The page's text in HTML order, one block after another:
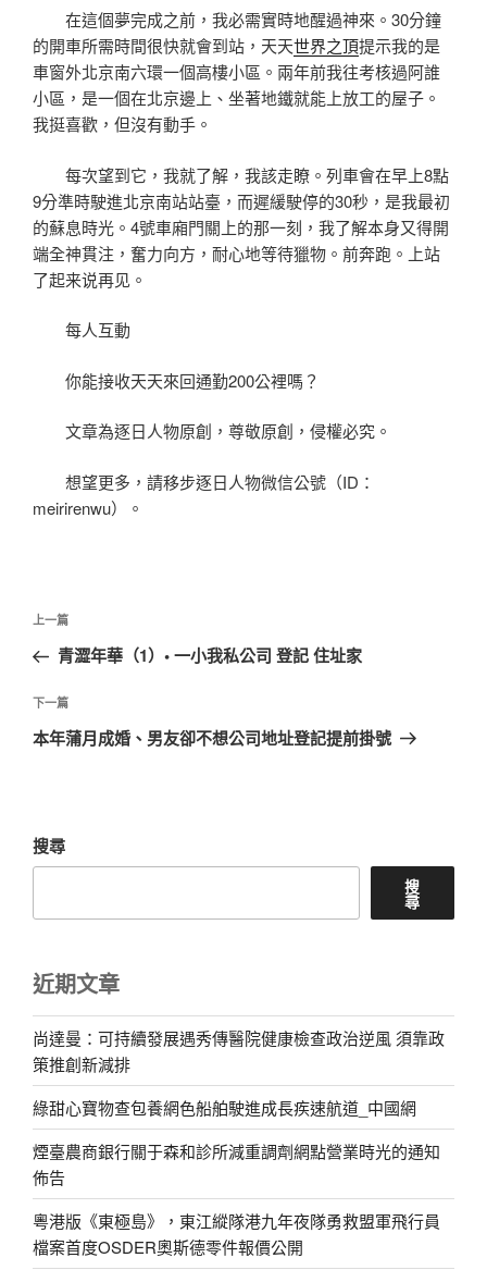
在這個夢完成之前，我必需實時地醒過神來。30分鐘
的開車所需時間很快就會到站，天天世界之頂提示我的是
車窗外北京南六環一個高樓小區。兩年前我往考核過阿誰
小區，是一個在北京邊上、坐著地鐵就能上放工的屋子。
我挺喜歡，但沒有動手。
每次望到它，我就了解，我該走瞭。列車會在早上8點
9分準時駛進北京南站站臺，而遲緩駛停的30秒，是我最初
的蘇息時光。4號車廂門關上的那一刻，我了解本身又得開
端全神貫注，奮力向方，耐心地等待獵物。前奔跑。上站
了起来说再见。
每人互動
你能接收天天來回通勤200公裡嗎？
文章為逐日人物原創，尊敬原創，侵權必究。
想望更多，請移步逐日人物微信公號（ID：
meirirenwu）。
文
導
覽
上
一
文
章
上一篇
青澀年華（1）• 一小我私公司 登記 住址家
下
一
下一篇
本年蒲月成婚、男友卻不想公司地址登記提前掛號
搜尋
搜
尋
近期文章
尚達曼：可持續發展遇秀傳醫院健康檢查政治逆風 須靠政
策推創新減排
綠甜心寶物查包養網色船舶駛進成長疾速航道_中國網
煙臺農商銀行關于森和診所減重調劑網點營業時光的通知
佈告
粵港版《東極島》，東江縱隊港九年夜隊勇救盟軍飛行員
檔案首度OSDER奧斯德零件報價公開